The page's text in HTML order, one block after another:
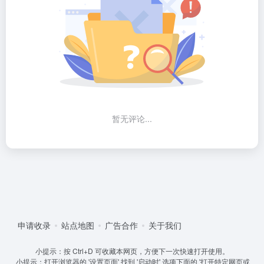
暂无评论...
申请收录 站点地图 广告合作 关于我们
小提示：按 Ctrl+D 可收藏本网页，方便下一次快速打开使用。
小提示：打开浏览器的 '设置页面' 找到 '启动时' 选项下面的 '打开特定网页或